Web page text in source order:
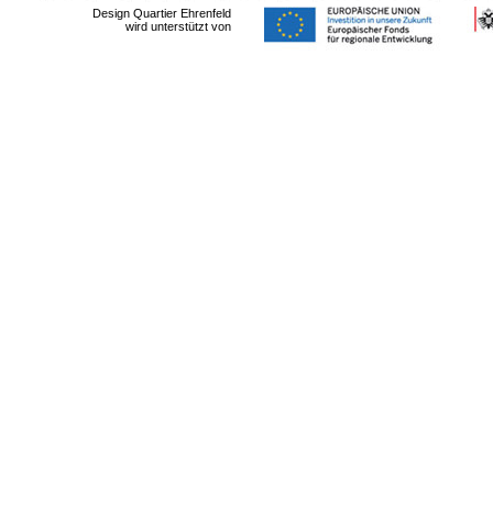
Design Quartier Ehrenfeld
wird unterstützt von